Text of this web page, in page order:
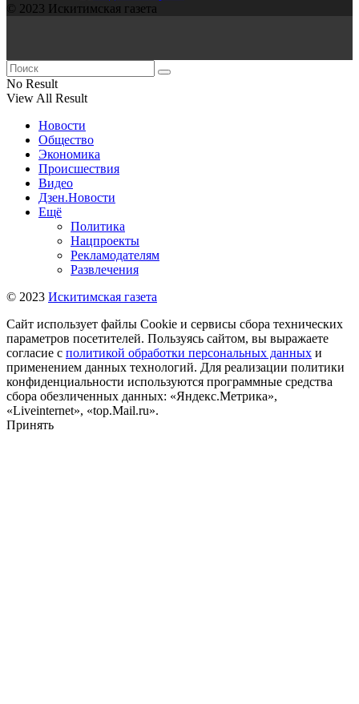
© 2023 Искитимская газета
No Result
View All Result
Новости
Общество
Экономика
Происшествия
Видео
Дзен.Новости
Ещё
Политика
Нацпроекты
Рекламодателям
Развлечения
© 2023 Искитимская газета
Сайт использует файлы Cookie и сервисы сбора технических
параметров посетителей. Пользуясь сайтом, вы выражаете
согласие с политикой обработки персональных данных и
применением данных технологий. Для реализации политики
конфиденциальности используются программные средства
сбора обезличенных данных: «Яндекс.Метрика»,
«Liveinternet», «top.Mail.ru».
Принять